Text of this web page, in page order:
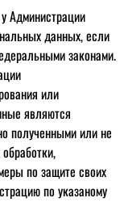
Администрации
данных, если
законами.
или
являются
полученными или не
по защите своих
по указаному